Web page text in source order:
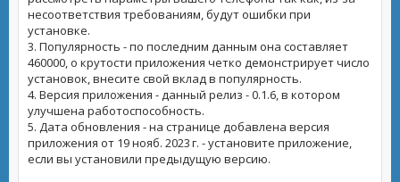
несоответствия требованиям, будут ошибки при
установке.
3. Популярность - по последним данным она составляет
460000, о крутости приложения четко демонстрирует число
установок, внесите свой вклад в популярность.
4. Версия приложения - данный релиз - 0.1.6, в котором
улучшена работоспособность.
5. Дата обновления - на странице добавлена версия
приложения от 19 нояб. 2023 г. - установите приложение,
если вы установили предыдущую версию.